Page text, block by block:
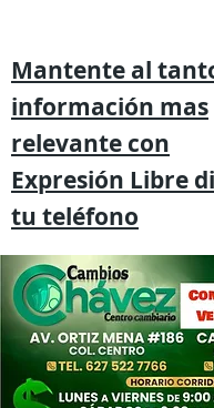
Mantente al
información mas
relevante con
Expresión Libre
tu teléfono